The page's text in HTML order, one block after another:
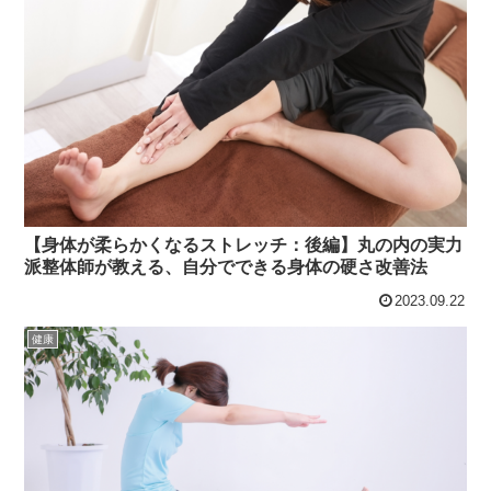
【身体が柔らかくなるストレッチ：後編】丸の内の実力
派整体師が教える、自分でできる身体の硬さ改善法
2023.09.22
健康